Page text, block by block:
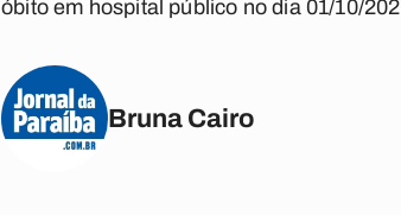
óbito em hospital público no dia 01/10/
Bruna Cairo